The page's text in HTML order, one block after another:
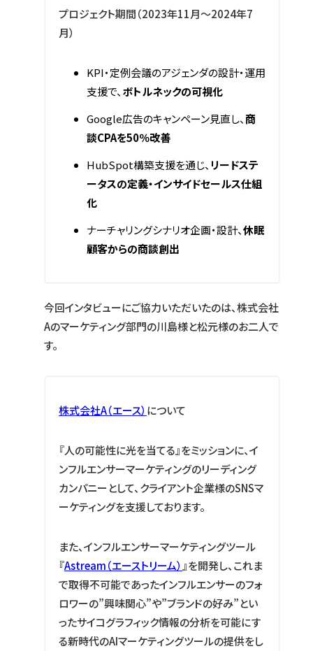
プロジェクト期間（2023年11月～2024年7
月）
KPI・定例会議のアジェンダの設計・運用
支援で、 ボトルネックの可視化
Google広告のキャンペーン見直し、 商
談CPAを50％改善
HubSpot構築支援を通じ、 リードステ
ータスの定義・インサイドセールス仕組
化
ナーチャリングシナリオ企画・設計、休眠
顧客からの商談創出
今回インタビューにご協力いただいたのは、株式会社
Aのマーケティング部門の川島様と松元様のお二人で
す。
株式会社A（エース） について
『人の可能性に光を当てる』をミッションに、イ
ンフルエンサーマーケティングのリーディング
カンパニーとして、クライアント企業様のSNSマ
ーケティングを支援しております。
また、インフルエンサーマーケティングツール
『Astream（エーストリーム） 』を開発し、これま
で取得不可能であったインフルエンサーのフォ
ロワーの”興味関心”や”ブランドの好み”とい
ったサイコグラフィック情報の分析を可能にす
る新時代のAIマーケティングツールの提供をし